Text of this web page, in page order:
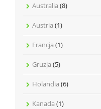
Australia (8)
Austria (1)
Francja (1)
Gruzja (5)
Holandia (6)
Kanada (1)